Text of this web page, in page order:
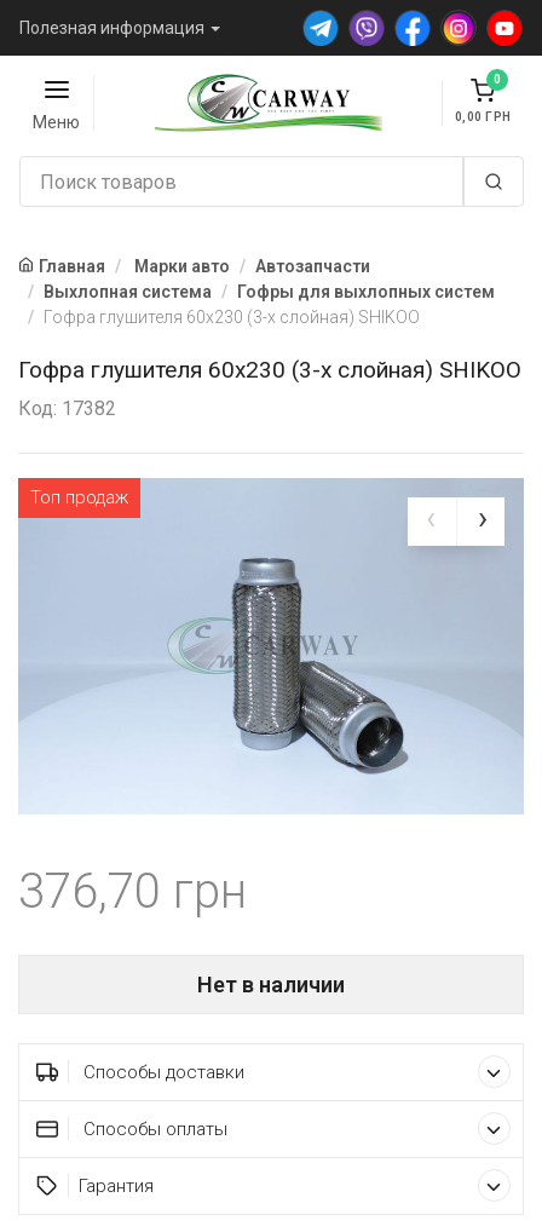
Полезная информация
Меню
0
0,00
Главная Марки авто
Автозапчасти
Выхлопная система
Гофры для выхлопных систем
Гофра глушителя 60х230 (3-х слойная) SHIKOO
Гофра глушителя 60х230 (3-х слойная) SHIKOO
Код: 17382
Топ продаж
376,70
Нет в наличии
Способы доставки
Способы оплаты
Гарантия